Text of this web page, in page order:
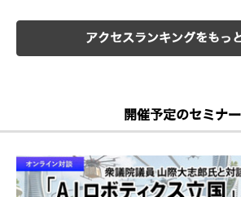
アクセスランキングをもっ
開催予定のセミナー